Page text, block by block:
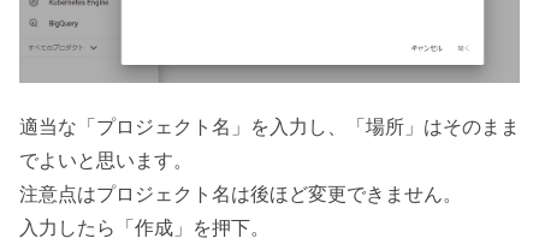
適当な「プロジェクト名」を入力し、「場所」はそのまま
でよいと思います。
注意点はプロジェクト名は後ほど変更できません。
入力したら「作成」を押下。